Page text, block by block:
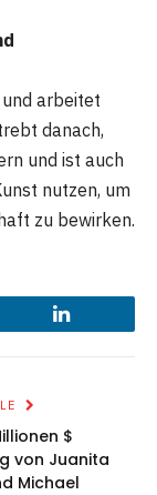
arbeitet
danach,
und ist auch
nutzen, um
zu bewirken.
LinkedIn
$
von Juanita
Michael